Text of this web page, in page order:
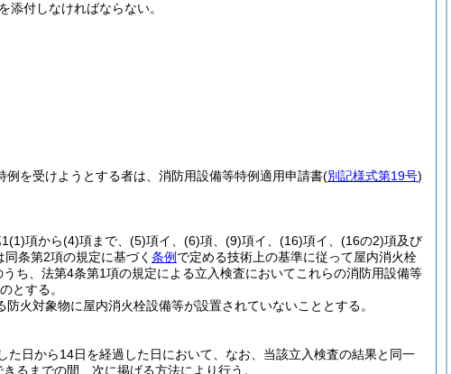
付しなければならない。
例を受けようとする者は、消防用設備等特例適用申請書(別記様式第19号)
(1)項から(4)項まで、 (5)項イ、 (6)項、 (9)項イ、 (16)項イ、 (16の2)項及び
条第2項の規定に基づく 条例 で定める技術上の基準に従って屋内消火栓
ち、法第4条第1項の規定による立入検査においてこれらの消防用設備等
とする。
防火対象物に屋内消火栓設備等が設置されていないこととする。
た日から14日を経過した日において、なお、当該立入検査の結果と同一
るまでの間、次に掲げる方法により行う。